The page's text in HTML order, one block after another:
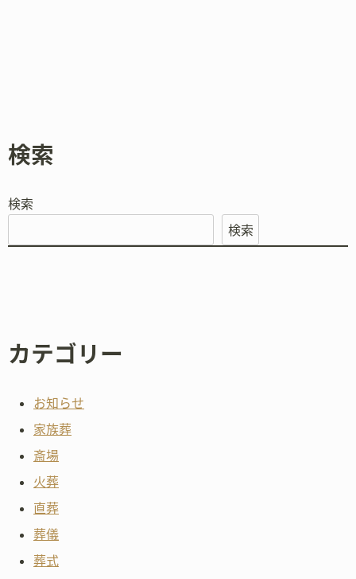
検索
検索
検索
カテゴリー
お知らせ
家族葬
斎場
火葬
直葬
葬儀
葬式